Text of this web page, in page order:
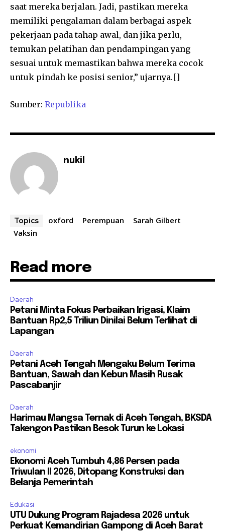
saat mereka berjalan. Jadi, pastikan mereka
memiliki pengalaman dalam berbagai aspek
pekerjaan pada tahap awal, dan jika perlu,
temukan pelatihan dan pendampingan yang
sesuai untuk memastikan bahwa mereka cocok
untuk pindah ke posisi senior,” ujarnya.[]
Sumber: Republika
nukil
Topics oxford Perempuan
Sarah Gilbert
Vaksin
Read more
Daerah
Petani Minta Fokus Perbaikan Irigasi, Klaim
Bantuan Rp2,5 Triliun Dinilai Belum Terlihat di
Lapangan
Daerah
Petani Aceh Tengah Mengaku Belum Terima
Bantuan, Sawah dan Kebun Masih Rusak
Pascabanjir
Daerah
Harimau Mangsa Ternak di Aceh Tengah, BKSDA
Takengon Pastikan Besok Turun ke Lokasi
ekonomi
Ekonomi Aceh Tumbuh 4,86 Persen pada
Triwulan II 2026, Ditopang Konstruksi dan
Belanja Pemerintah
Edukasi
UTU Dukung Program Rajadesa 2026 untuk
Perkuat Kemandirian Gampong di Aceh Barat